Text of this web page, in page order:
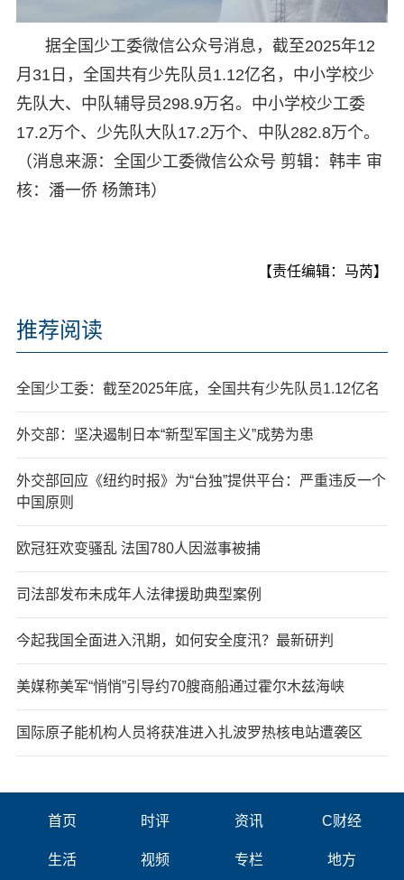
据全国少工委微信公众号消息，截至2025年12
月31日，全国共有少先队员1.12亿名，中小学校少
先队大、中队辅导员298.9万名。中小学校少工委
17.2万个、少先队大队17.2万个、中队282.8万个。
（消息来源：全国少工委微信公众号 剪辑：韩丰 审
核：潘一侨 杨箫玮）
【责任编辑：马芮】
推荐阅读
全国少工委：截至2025年底，全国共有少先队员1.12亿名
外交部：坚决遏制日本“新型军国主义”成势为患
外交部回应《纽约时报》为“台独”提供平台：严重违反一个
中国原则
欧冠狂欢变骚乱 法国780人因滋事被捕
司法部发布未成年人法律援助典型案例
今起我国全面进入汛期，如何安全度汛？最新研判
美媒称美军“悄悄”引导约70艘商船通过霍尔木兹海峡
国际原子能机构人员将获准进入扎波罗热核电站遭袭区
首页 时评 资讯 C财经
生活 视频 专栏 地方